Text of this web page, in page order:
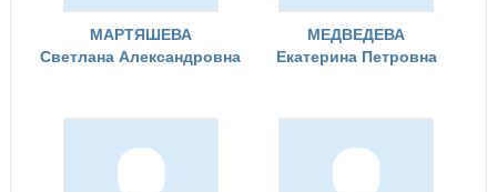
МАРТЯШЕВА
Светлана Александровна
МЕДВЕДЕВА
Екатерина Петровна